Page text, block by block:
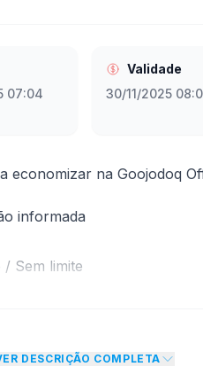
07:04
Validade
30/11/2025
economizar na Goojodoq
informada
Sem limite
para esse cupom.
DESCRIÇÃO COMPLETA